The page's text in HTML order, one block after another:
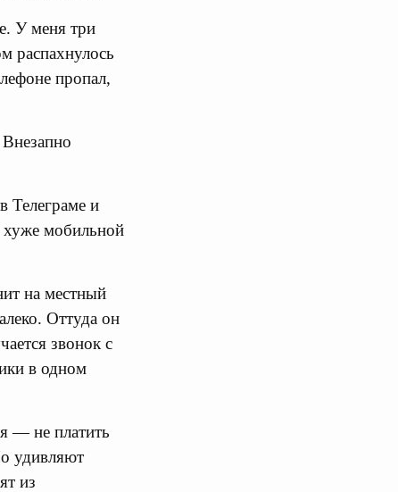
У меня три
распахнулось
пропал,
Телеграме и
хуже мобильной
на местный
Оттуда он
звонок с
в одном
— не платить
удивляют
из